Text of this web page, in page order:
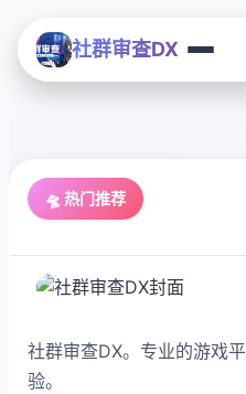
社群审查DX
🛸 热门推荐
社群审查DX。专业的游戏
验。